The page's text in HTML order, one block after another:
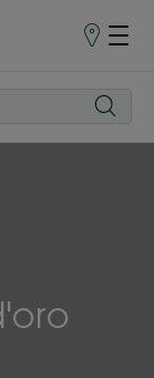
Punti